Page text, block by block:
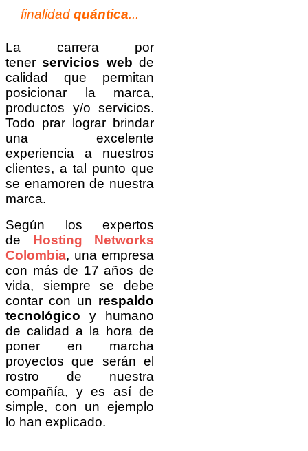
finalidad quántica...
La carrera por
tenerservicios web de
calidad que permitan
posicionar la marca,
productos y/o servicios.
Todo prar lograr brindar
una excelente
experiencia a nuestros
clientes, a tal punto que
se enamoren de nuestra
marca.
Según los expertos
de Hosting Networks
Colombia, una empresa
con más de 17 años de
vida, siempre se debe
contar con un respaldo
tecnológico y humano
de calidad a la hora de
poner en marcha
proyectos que serán el
rostro de nuestra
compañía, y es así de
simple, con un ejemplo
lo han explicado.